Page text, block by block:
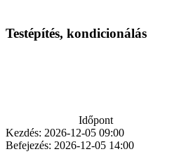
Testépítés, kondicionálás
Időpont
Kezdés: 2026-12-05 09:00
Befejezés: 2026-12-05 14:00